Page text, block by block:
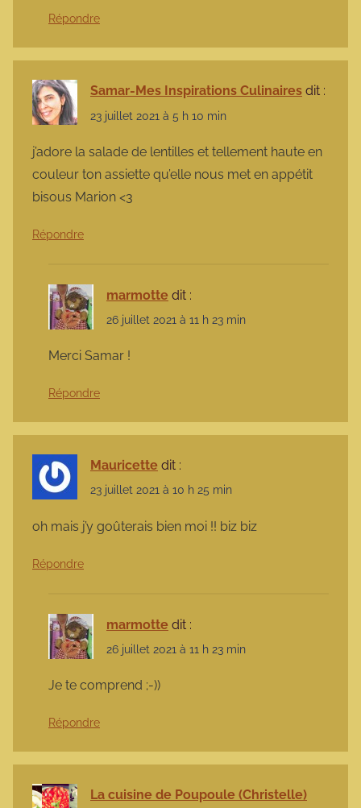
Répondre
Samar-Mes Inspirations Culinaires dit :
23 juillet 2021 à 5 h 10 min
j’adore la salade de lentilles et tellement haute en
couleur ton assiette qu’elle nous met en appétit
bisous Marion <3
Répondre
marmotte dit :
26 juillet 2021 à 11 h 23 min
Merci Samar !
Répondre
Mauricette dit :
23 juillet 2021 à 10 h 25 min
oh mais j’y goûterais bien moi !! biz biz
Répondre
marmotte dit :
26 juillet 2021 à 11 h 23 min
Je te comprend ;-))
Répondre
La cuisine de Poupoule (Christelle)